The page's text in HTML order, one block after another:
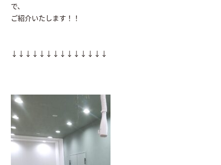
で、
ご紹介いたします！！
↓↓↓↓↓↓↓↓↓↓↓↓↓↓